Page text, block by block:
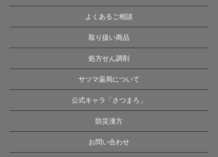
よくあるご相談
取り扱い商品
処方せん調剤
サツマ薬局について
公式キャラ「さつまろ」
防災漢方
お問い合わせ